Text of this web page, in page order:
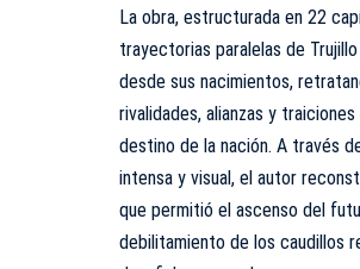
La obra, estructurada en 22
trayectorias paralelas de
desde sus nacimientos,
rivalidades, alianzas y
destino de la nación. A través
intensa y visual, el autor
que permitió el ascenso del
debilitamiento de los caudillos